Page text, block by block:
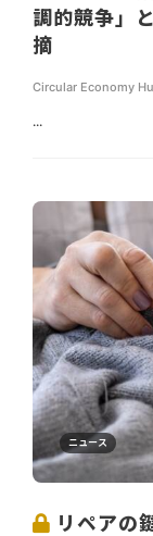
調的競争」
摘
Circular Economy
...
ニュース
リペアの